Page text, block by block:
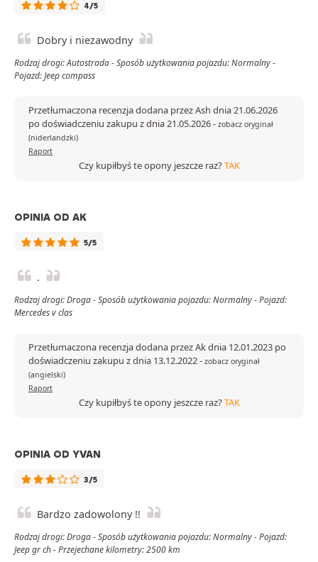
4/5
Dobry i niezawodny
Rodzaj drogi: Autostrada - Sposób użytkowania pojazdu: Normalny -
Pojazd: Jeep compass
Przetłumaczona recenzja dodana przez Ash dnia 21.06.2026
po doświadczeniu zakupu z dnia 21.05.2026- zobacz oryginał
(niderlandzki)
Raport
Czy kupiłbyś te opony jeszcze raz?TAK
OPINIA OD AK
5/5
.
Rodzaj drogi: Droga - Sposób użytkowania pojazdu: Normalny - Pojazd:
Mercedes v clas
Przetłumaczona recenzja dodana przez Ak dnia 12.01.2023 po
doświadczeniu zakupu z dnia 13.12.2022- zobacz oryginał
(angielski)
Raport
Czy kupiłbyś te opony jeszcze raz?TAK
OPINIA OD YVAN
3/5
Bardzo zadowolony !!
Rodzaj drogi: Droga - Sposób użytkowania pojazdu: Normalny - Pojazd:
Jeep gr ch - Przejechane kilometry: 2500 km